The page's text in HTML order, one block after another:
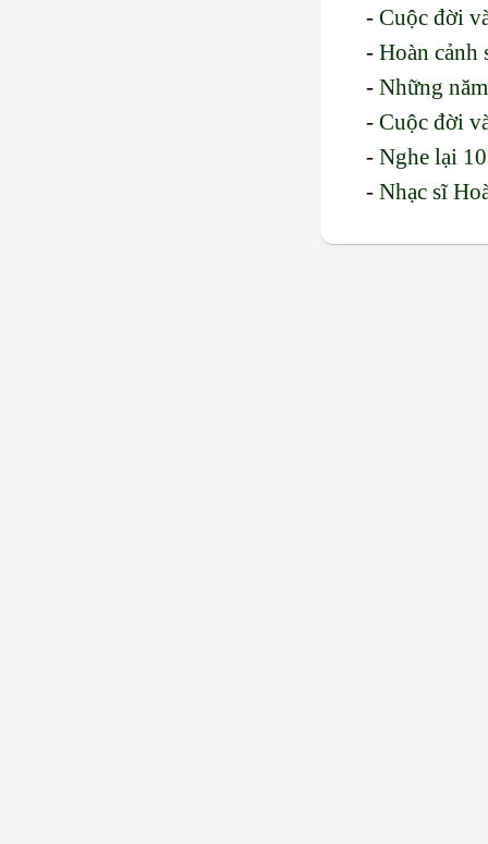
-Cuộc đời
-Hoàn
-Những
-Cuộc đời
-Nghe lại
-Nhạc sĩ